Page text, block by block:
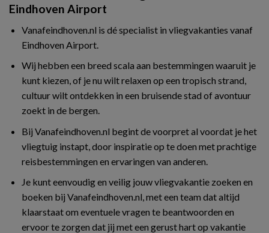
Eindhoven Airport
Vanafeindhoven.nl is dé specialist in vliegvakanties vanaf
Eindhoven Airport.
Wij hebben een breed scala aan bestemmingen waaruit je
kunt kiezen, of je nu wilt relaxen op een tropisch strand,
cultuur wilt ontdekken in een bruisende stad of avontuur
zoekt in de bergen.
Bij Vanafeindhoven.nl begint de voorpret al voordat je het
vliegtuig instapt, door inspiratie op te doen met prachtige
reisbestemmingen en ervaringen van anderen.
Je kunt eenvoudig en veilig jouw vliegvakantie zoeken en
boeken bij Vanafeindhoven.nl, met een team dat altijd
klaarstaat om eventuele vragen te beantwoorden en
ervoor te zorgen dat jij met een gerust hart op vakantie